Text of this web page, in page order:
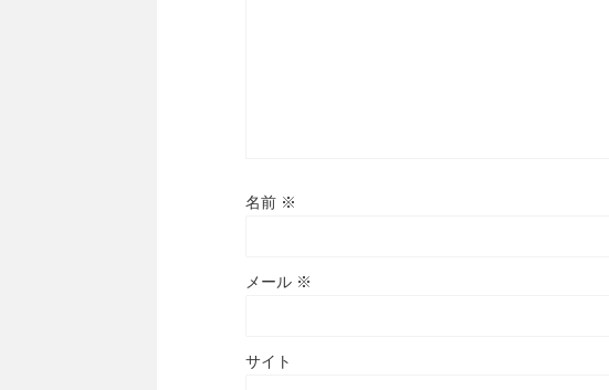
名前 ※
メール ※
サイト